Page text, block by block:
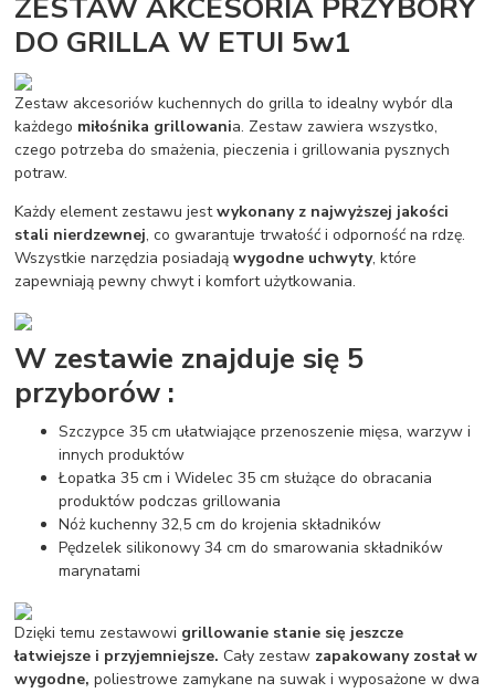
DO GRILLA W ETUI 5w1
Zestaw akcesoriów kuchennych do grilla to idealny wybór dla
każdego miłośnika grillowania. Zestaw zawiera wszystko,
czego potrzeba do smażenia, pieczenia i grillowania pysznych
potraw.
Każdy element zestawu jestwykonany z najwyższej jakości
stali nierdzewnej, co gwarantuje trwałość i odporność na rdzę.
Wszystkie narzędzia posiadają wygodne uchwyty, które
zapewniają pewny chwyt i komfort użytkowania.
W zestawie znajduje się 5
przyborów :
Szczypce 35 cm ułatwiające przenoszenie mięsa, warzyw i
innych produktów
Łopatka 35 cm i Widelec 35 cm służące do obracania
produktów podczas grillowania
Nóż kuchenny 32,5 cm do krojenia składników
Pędzelek silikonowy 34 cm do smarowania składników
marynatami
Dzięki temu zestawowi grillowanie stanie się jeszcze
łatwiejsze i przyjemniejsze. Cały zestaw zapakowany został w
wygodne, poliestrowe zamykane na suwak i wyposażone w dwa